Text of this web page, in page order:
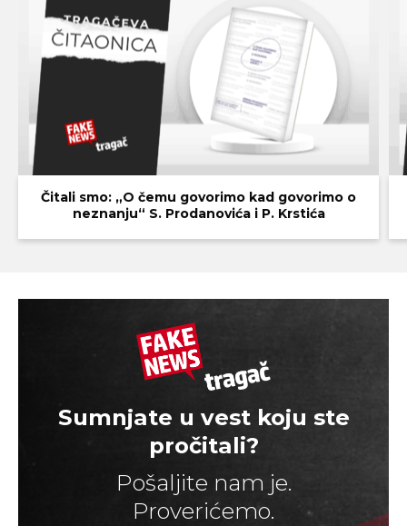
Čitali smo: „O čemu govorimo kad govorimo o
neznanju“ S. Prodanovića i P. Krstića
Sumnjate u vest koju ste
pročitali?
Pošaljite nam je.
Proverićemo.